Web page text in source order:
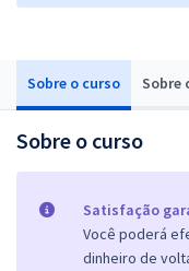
Sobre o curso Sobre
Sobre o curso
Satisfação
Você poderá
dinheiro de